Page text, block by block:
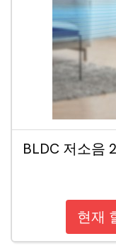
BLDC 저소음
현재